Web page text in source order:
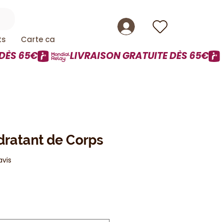
Carte cadeau
de Corps
cinq étoiles selon 1 avis